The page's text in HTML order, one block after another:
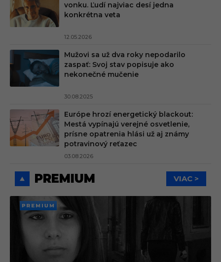
vonku. Ľudí najviac desí jedna
konkrétna veta
12.05.2026
Mužovi sa už dva roky nepodarilo
zaspať: Svoj stav popisuje ako
nekonečné mučenie
30.08.2025
Európe hrozí energetický blackout:
Mestá vypínajú verejné osvetlenie,
prísne opatrenia hlási už aj známy
potravinový reťazec
03.08.2026
PREMIUM VIAC >
PREMI
UM